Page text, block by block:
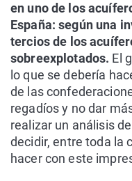
en uno de los
España: según una
tercios de los
sobreexplotados. El
lo que se debería
de las
regadíos y no dar
realizar un análisis
decidir, entre toda la
hacer con este